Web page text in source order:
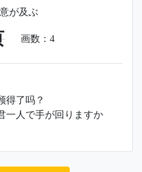
が及ぶ
画数： 4
得了吗？
一人で手が回りますか